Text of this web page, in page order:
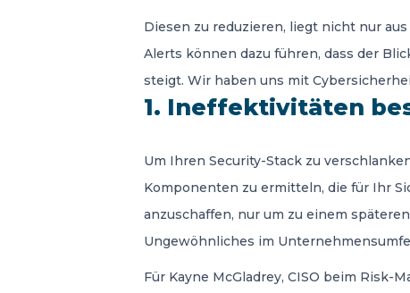
Diesen zu reduzieren, liegt nicht nur
Alerts können dazu führen, dass der
steigt. Wir haben uns mit
1. Ineffektivitäten
Um Ihren Security-Stack zu
Komponenten zu ermitteln, die für Ihr
anzuschaffen, nur um zu einem
Ungewöhnliches im
Für Kayne McGladrey, CISO beim